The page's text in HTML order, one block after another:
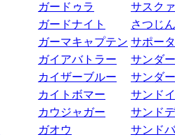
ガードゥラ
サスク
ガードナイト
さつじ
ガーマキャプテン サポー
ガイアバトラー
サンダ
カイザーブルー
サンダ
カイトボマー
サンド
カウジャガー
サンド
ガオウ
サンド